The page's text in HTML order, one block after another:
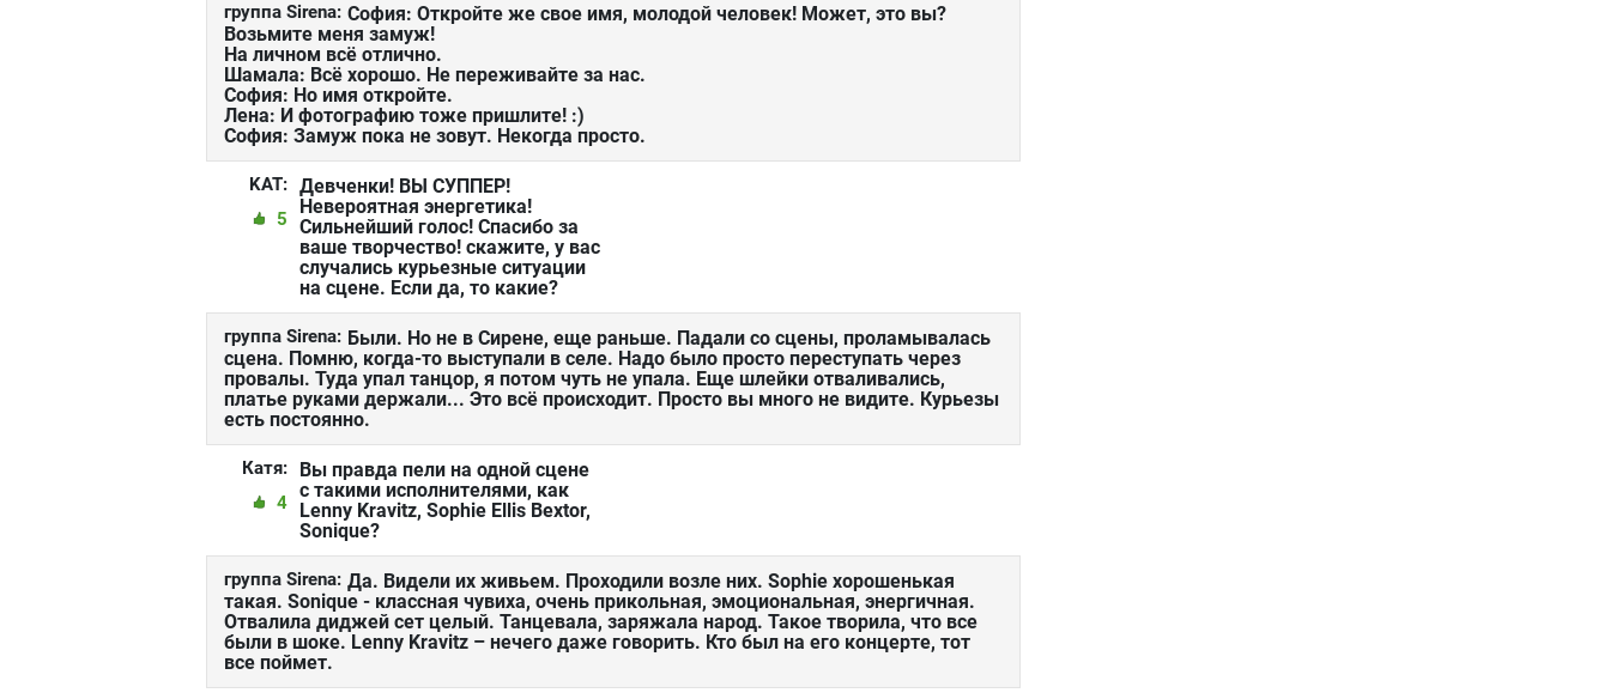
группа Sirena: София: Откройте же свое имя, молодой человек! Может, это вы?
Возьмите меня замуж!
На личном всё отлично.
Шамала: Всё хорошо. Не переживайте за нас.
София: Но имя откройте.
Лена: И фотографию тоже пришлите! :)
София: Замуж пока не зовут. Некогда просто.
KAT:
5
Девченки! ВЫ СУППЕР!
Невероятная энергетика!
Сильнейший голос! Спасибо за
ваше творчество! скажите, у вас
случались курьезные ситуации
на сцене. Если да, то какие?
группа Sirena: Были. Но не в Сирене, еще раньше. Падали со сцены, проламывалась
сцена. Помню, когда-то выступали в селе. Надо было просто переступать через
провалы. Туда упал танцор, я потом чуть не упала. Еще шлейки отваливались,
платье руками держали... Это всё происходит. Просто вы много не видите. Курьезы
есть постоянно.
Катя:
4
Вы правда пели на одной сцене
с такими исполнителями, как
Lenny Kravitz, Sophie Ellis Bextor,
Sonique?
группа Sirena: Да. Видели их живьем. Проходили возле них. Sophie хорошенькая
такая. Sonique - классная чувиха, очень прикольная, эмоциональная, энергичная.
Отвалила диджей сет целый. Танцевала, заряжала народ. Такое творила, что все
были в шоке. Lenny Kravitz – нечего даже говорить. Кто был на его концерте, тот
все поймет.